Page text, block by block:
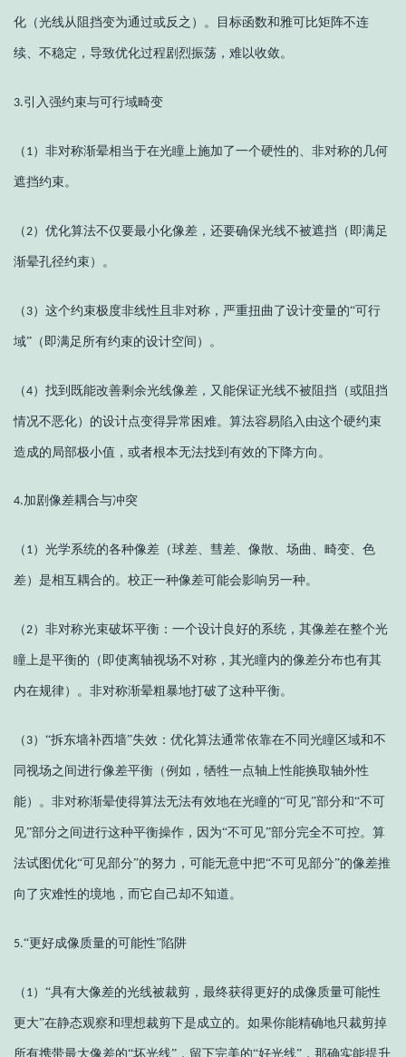
化（光线从阻挡变为通过或反之）。目标函数和雅可比矩阵不连
续、不稳定，导致优化过程剧烈振荡，难以收敛。
3.引入强约束与可行域畸变
（ 1） 非对称渐晕相当于在光瞳上施加了一个硬性的、非对称的几何
遮挡约束。
（2） 优化算法不仅要最小化像差，还要确保光线不被遮挡（即满足
渐晕孔径约束）。
（ 3） 这个约束极度非线性且非对称，严重扭曲了设计变量的“可行
域”（即满足所有约束的设计空间）。
（4） 找到既能改善剩余光线像差，又能保证光线不被阻挡（或阻挡
情况不恶化）的设计点变得异常困难。算法容易陷入由这个硬约束
造成的局部极小值，或者根本无法找到有效的下降方向。
4.加剧像差耦合与冲突
（ 1） 光学系统的各种像差（球差、彗差、像散、场曲、畸变、色
差）是相互耦合的。校正一种像差可能会影响另一种。
（2） 非对称光束破坏平衡：一个设计良好的系统，其像差在整个光
瞳上是平衡的（即使离轴视场不对称，其光瞳内的像差分布也有其
内在规律）。非对称渐晕粗暴地打破了这种平衡。
（ 3） “拆东墙补西墙”失效：优化算法通常依靠在不同光瞳区域和不
同视场之间进行像差平衡（例如，牺牲一点轴上性能换取轴外性
能）。非对称渐晕使得算法无法有效地在光瞳的“可见”部分和“不可
见”部分之间进行这种平衡操作，因为“不可见”部分完全不可控。算
法试图优化“可见部分”的努力，可能无意中把“不可见部分”的像差推
向了灾难性的境地，而它自己却不知道。
5.“更好成像质量的可能性”陷阱
（ 1） “具有大像差的光线被裁剪，最终获得更好的成像质量可能性
更大”在静态观察和理想裁剪下是成立的。如果你能精确地只裁剪掉
所有携带最大像差的“坏光线”，留下完美的“好光线”，那确实能提升